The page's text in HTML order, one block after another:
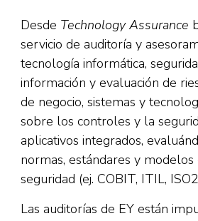
Desde Technology Assurance
servicio de auditoría y
tecnología informática,
información y evaluación de
de negocio, sistemas y
sobre los controles y la
aplicativos integrados,
normas, estándares y
seguridad (ej. COBIT, ITIL,
Las auditorías de EY están